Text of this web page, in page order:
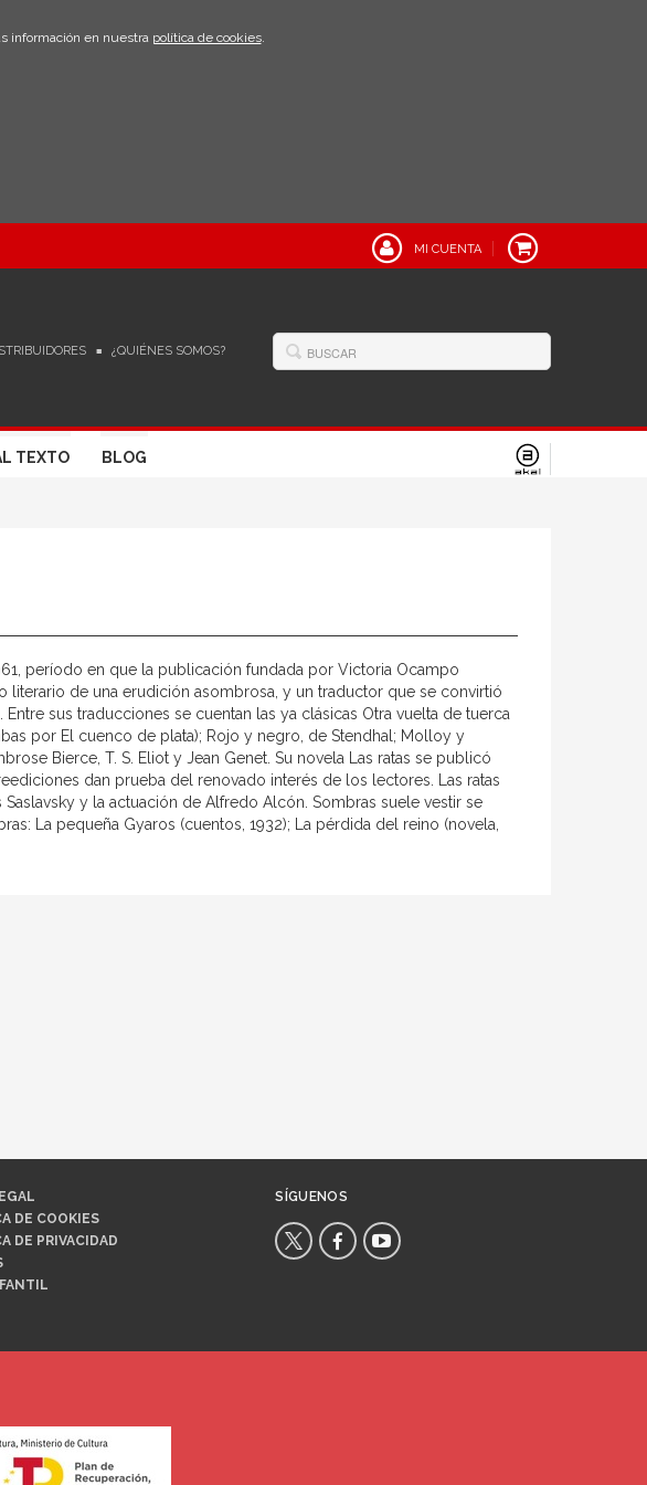
información en nuestra política de cookies.
MI CUENTA
¿QUIÉNES SOMOS?
TEXTO BLOG
período en que la publicación fundada por Victoria Ocampo
literario de una erudición asombrosa, y un traductor que se convirtió
sus traducciones se cuentan las ya clásicas Otra vuelta de tuerca
por El cuenco de plata); Rojo y negro, de Stendhal; Molloy y
Bierce, T. S. Eliot y Jean Genet. Su novela Las ratas se publicó
dan prueba del renovado interés de los lectores. Las ratas
y la actuación de Alfredo Alcón. Sombras suele vestir se
La pequeña Gyaros (cuentos, 1932); La pérdida del reino (novela,
DE COOKIES
DE PRIVACIDAD
SÍGUENOS